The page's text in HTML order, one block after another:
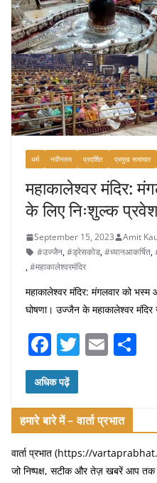
धर्म नवीनतम प्रदर्शित प्रमुख समाचार
महाकालेश्वर मंदिर:
के लिए निःशुल्क
September 15, 2023 Amit
#उज्जैन,#ड्रेसकोड,#ध्यानआकर्षित,
,#महाकालेश्वरमंदिर
महाकालेश्वर मंदिर: मंगलवार को
घोषणा। उज्जैन के महाकालेश्वर
F
a
c
e
b
o
T
er
E
l
अधिक पढ़ें
हमारे बारे में – वार्ता प्रभात
वार्ता प्रभात (https://
जो निष्पक्ष, सटीक और तेज़ खबरें आप तक